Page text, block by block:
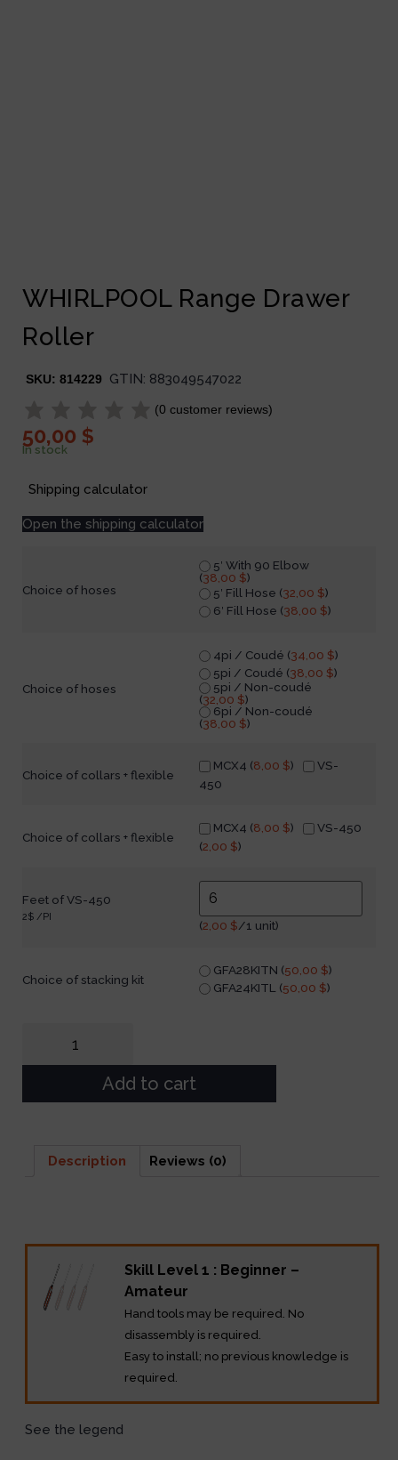
WHIRLPOOL Range Drawer
Roller
SKU: 814229 GTIN: 883049547022
(0 customer reviews)
50,00 $
In stock
Shipping calculator
Open the shipping calculator
Choice of hoses
5′ With 90 Elbow
(38,00 $)
5′ Fill Hose (32,00 $)
6′ Fill Hose (38,00 $)
Choice of hoses
4pi / Coudé (34,00 $)
5pi / Coudé (38,00 $)
5pi / Non-coudé
(32,00 $)
6pi / Non-coudé
(38,00 $)
Choice of collars + flexible
MCX4 (8,00 $)
VS-
450
Choice of collars + flexible
MCX4 (8,00 $)
VS-450
(2,00 $)
Feet of VS-450
2$ /PI
(2,00 $/1 unit)
Choice of stacking kit
GFA28KITN (50,00 $)
GFA24KITL (50,00 $)
Add to cart
Description Reviews (0)
Skill Level 1 : Beginner –
Amateur
Hand tools may be required. No
disassembly is required.
Easy to install; no previous knowledge is
required.
See the legend